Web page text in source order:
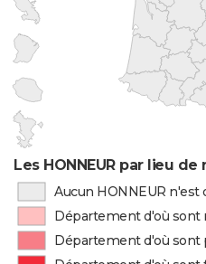
Les HONNEUR par lieu de
Aucun HONNEUR
Département d'où sont
Département d'où sont